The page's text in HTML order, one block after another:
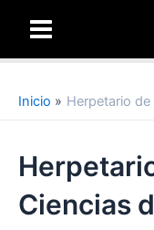
Main
Inicio Herpetario
Ciencias